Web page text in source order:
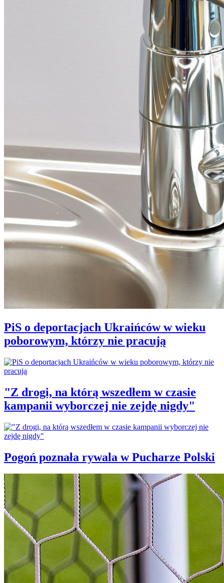
PiS o deportacjach Ukraińców w wieku
poborowym, którzy nie pracują
"Z drogi, na którą wszedłem w czasie
kampanii wyborczej nie zejdę nigdy"
Pogoń poznała rywala w Pucharze Polski